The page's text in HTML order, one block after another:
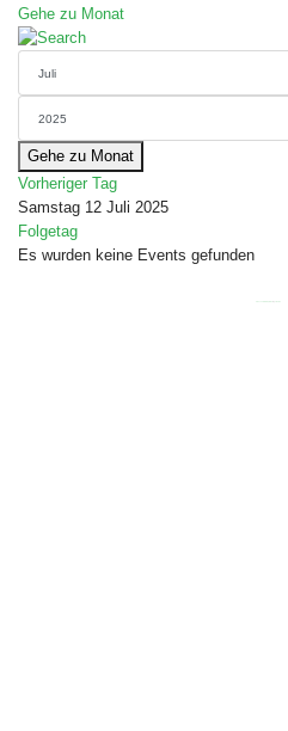
Gehe zu Monat
Gehe zu Monat
Vorheriger Tag
Samstag 12 Juli 2025
Folgetag
Es wurden keine Events gefunden